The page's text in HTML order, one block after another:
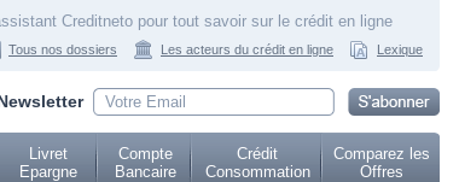
Creditneto pour tout savoir sur le crédit en ligne
Tous nos dossiers Les acteurs du crédit en ligne Lexique
Livret
Epargne
Compte
Bancaire
Crédit
Consommation
Comparez les
Offres